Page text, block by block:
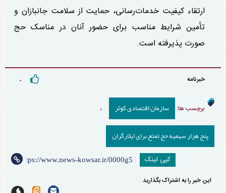
ارتقاء کیفیت خدمات‌رسانی، حمایت از سلامت جانبازان و
تأمین شرایط مناسب برای حضور آنان در مناسک حج
صورت پذیرفته است.
خبرنامه ۰
برچسب ها: سازمان اقتصادی کوثر ،
پنج هزار سهمیه حج تمتع برای ایثارگران
کپی لینک
این خبر را به اشتراک بگذارید